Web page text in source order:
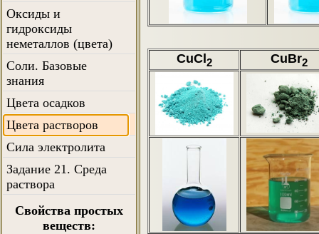
Оксиды и
гидроксиды
неметаллов (цвета)
Соли. Базовые
знания
Цвета осадков
Цвета растворов
Сила электролита
Задание 21. Среда
раствора
Свойства простых
веществ:
CuCl2 CuBr2